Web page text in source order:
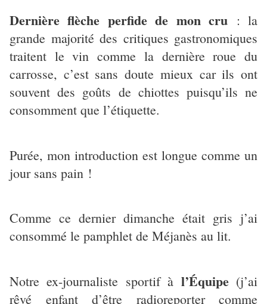
Dernière flèche perfide de mon cru : la
grande majorité des critiques gastronomiques
traitent le vin comme la dernière roue du
carrosse, c’est sans doute mieux car ils ont
souvent des goûts de chiottes puisqu’ils ne
consomment que l’étiquette.
Purée, mon introduction est longue comme un
jour sans pain !
Comme ce dernier dimanche était gris j’ai
consommé le pamphlet de Méjanès au lit.
Notre ex-journaliste sportif à l’Équipe(j’ai
rêvé enfant d’être radioreporter comme